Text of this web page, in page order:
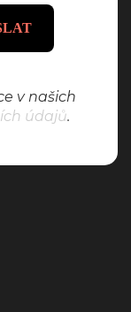
v našich
údajů.